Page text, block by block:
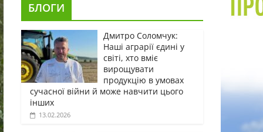
БЛОГИ
Дмитро Соломчук:
Наші аграрії єдині у
світі, хто вміє
вирощувати
продукцію в умовах
сучасної війни й може навчити цього
інших
13.02.2026